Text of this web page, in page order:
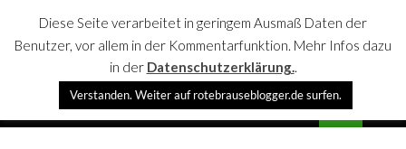
rotebrauseblogger
SPRINGE
Diese Seite verarbeitet in geringem Ausmaß Daten der
Benutzer, vor allem in der Kommentarfunktion. Mehr Infos dazu
in der Datenschutzerklärung..
Verstanden. Weiter auf rotebrauseblogger.de surfen.